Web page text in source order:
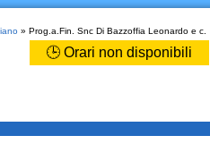
» Prog.a.Fin. Snc Di Bazzoffia Leonardo e c.
🕒 Orari non disponibili